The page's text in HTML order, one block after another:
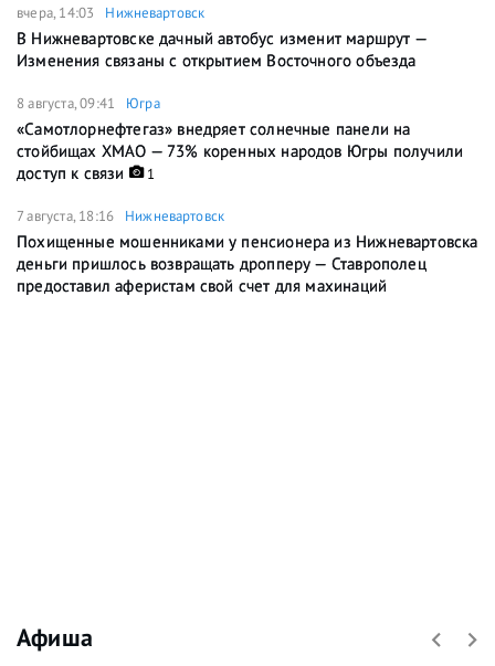
вчера, 14:03 Нижневартовск
В Нижневартовске дачный автобус изменит маршрут —
Изменения связаны с открытием Восточного объезда
8 августа, 09:41 Югра
«Самотлорнефтегаз» внедряет солнечные панели на
стойбищах ХМАО — 73% коренных народов Югры получили
доступ к связи
1
7 августа, 18:16 Нижневартовск
Похищенные мошенниками у пенсионера из Нижневартовска
деньги пришлось возвращать дропперу — Ставрополец
предоставил аферистам свой счет для махинаций
Афиша